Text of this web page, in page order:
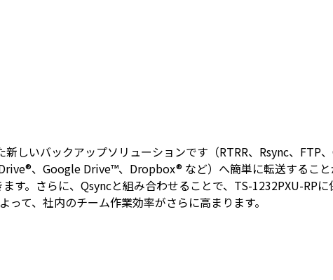
いバックアップソリューションです（RTRR、Rsync、FTP
、Google Drive™、Dropbox® など）へ簡単に転送するこ
す。さらに、Qsyncと組み合わせることで、TS-1232PXU-RP
て、社内のチーム作業効率がさらに高まります。